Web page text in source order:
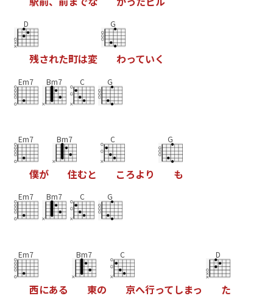
D
残された町は変
G
わっていく
Em7 Bm7 C G
Em7
僕が
Bm7
住むと
C
ころよ り
G
も
Em7 Bm7 C G
Em7
西にある
Bm7
東の
C
京へ行ってしまっ
D
た